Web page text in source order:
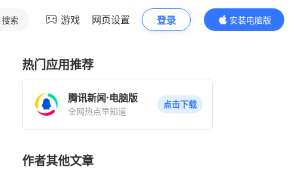
搜索 游戏 网页设置 登录
安装电脑版
内容更精彩
热门应用推荐
腾讯新闻·电脑版
全网热点早知道
点击下载
作者其他文章